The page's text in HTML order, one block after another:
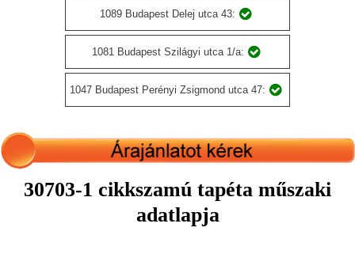
1089 Budapest Delej utca 43:
1081 Budapest Szilágyi utca 1/a:
1047 Budapest Perényi Zsigmond utca 47:
30703-1 cikkszamú tapéta műszaki
adatlapja